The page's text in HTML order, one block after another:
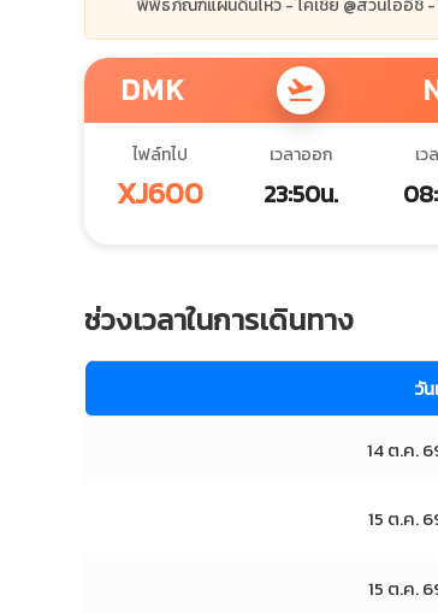
พิพิธภัณฑ์แผ่นดินไหว - โคเชีย @สวนโออิชิ
DMK flight_takeoff
ไฟล์ทไป
XJ600
เวลาออก
23:50น.
เว
ช่วงเวลาในการเดินทาง
วั
14 ต.ค.
15 ต.ค.
15 ต.ค.